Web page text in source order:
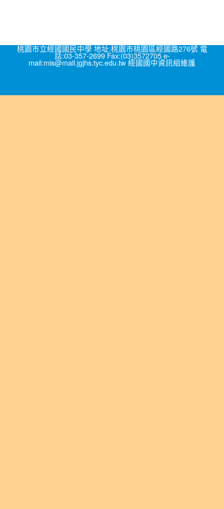
桃園市立經國國民中學 地址:桃園市桃園區經國路276號 電
話:03-357-2699 Fax:(03)3572705 e-
mail:mis@mail.jgjhs.tyc.edu.tw 經國國中資訊組維護